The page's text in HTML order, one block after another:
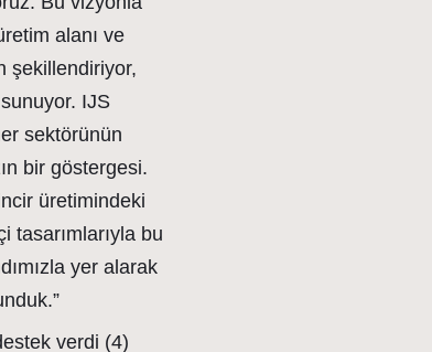
alanı ve
şekillendiriyor,
IJS
sektörünün
bir göstergesi.
üretimindeki
tasarımlarıyla bu
yer alarak